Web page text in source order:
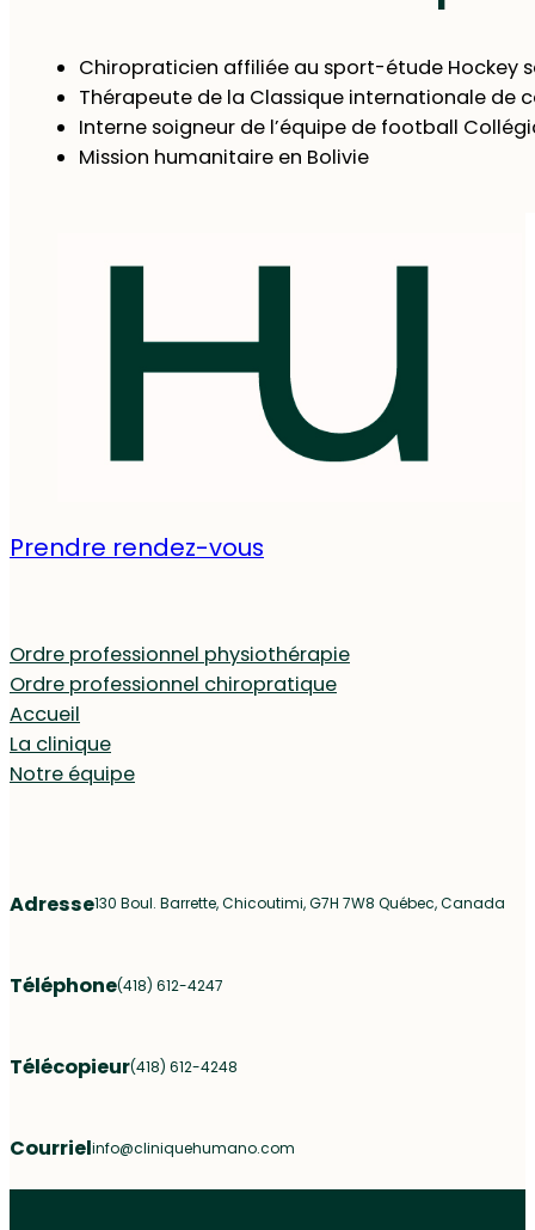
Chiropraticien affiliée au sport-étude Hockey
Thérapeute de la Classique internationale de
Interne soigneur de l’équipe de football
Mission humanitaire en Bolivie
Prendre rendez-vous
Ordre professionnel physiothérapie
Ordre professionnel chiropratique
Accueil
La clinique
Notre équipe
Adresse130 Boul. Barrette, Chicoutimi, G7H 7W8 Québec, Canada
Téléphone(418) 612-4247
Télécopieur(418) 612-4248
Courrielinfo@cliniquehumano.com